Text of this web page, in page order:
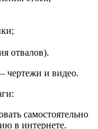
отвалов).
чертежи и видео.
самостоятельно
в интернете.